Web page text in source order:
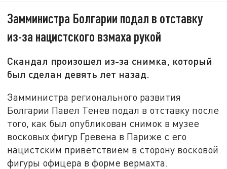
Замминистра Болгарии подал в отставку
из-за нацистского взмаха рукой
Скандал произошел из-за снимка, который
был сделан девять лет назад.
Замминистра регионального развития
Болгарии Павел Тенев подал в отставку после
того, как был опубликован снимок в музее
восковых фигур Гревена в Париже с его
нацистским приветствием в сторону восковой
фигуры офицера в форме вермахта.